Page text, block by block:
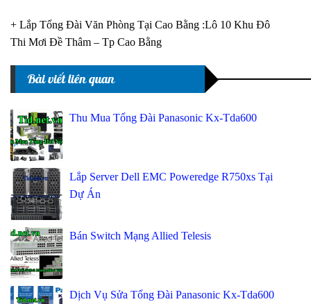
+ Lắp Tổng Đài Văn Phòng Tại Cao Bằng :Lô 10 Khu Đô
Thi Mơi Đề Thâm – Tp Cao Bằng
Bài viết liên quan
Thu Mua Tổng Đài Panasonic Kx-Tda600
Lắp Server Dell EMC Poweredge R750xs Tại
Dự Án
Bán Switch Mạng Allied Telesis
Dịch Vụ Sửa Tổng Đài Panasonic Kx-Tda600